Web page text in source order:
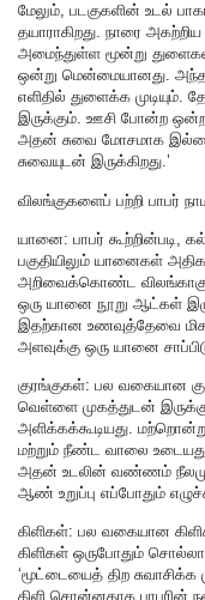
மேலும், படகுகளின் உடல்
தயாராகிறது. நாரை
அமைந்துள்ள மூன்று
ஒன்று மென்மையானது. அந்த
எளிதில் துளைக்க முடியும்.
இருக்கும். ஊசி போன்ற
அதன் சுவை மோசமாக
சுவையுடன் இருக்கிறது.’
விலங்குகளைப் பற்றி பாபர்
யானை: பாபர் கூற்றின்படி,
பகுதியிலும் யானைகள்
அறிவைக்கொண்ட
ஒரு யானை நூறு ஆட்கள்
இதற்கான உணவுத்தேவை
அளவுக்கு ஒரு யானை
குரங்குகள்: பல வகையான
வெள்ளை முகத்துடன்
அளிக்கக்கூடியது.
மற்றும் நீண்ட வாலை
அதன் உடலின் வண்ணம்
ஆண் உறுப்பு எப்போதும்
கிளிகள்: பல வகையான
கிளிகள் ஒருபோதும்
‘மூட்டையைத் திற
கிளி சொன்னதாக பாபரின்